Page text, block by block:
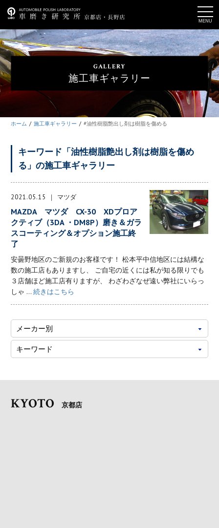
t
o
g
g
l
e
n
a
a
t
i
o
n
GALLERY
施工車ギャラリー
ホーム 施工車ギャラリー #油性樹脂艶出し剤は樹脂を傷める
キーワード「油性樹脂艶出し剤は樹脂を傷め
る」の施工車ギャラリー
2021.05.15 マツダ
MAZDA マツダ CX-30 XDプロア
クティブ（3DA ・DM8P）磨き＆ガラ
スコーティング＆オプション施工終
了
安曇野地区のご新規のお客様です！ 松本平中信地区には結構な
数の施工店もありますし、 ご自宅の近くには私が知る限りでも
３店舗ほど施工店有りますが、 わざわざなぜ遠い弊社にいらっ
しゃ ...続きはこちら
KYOTO 京都店